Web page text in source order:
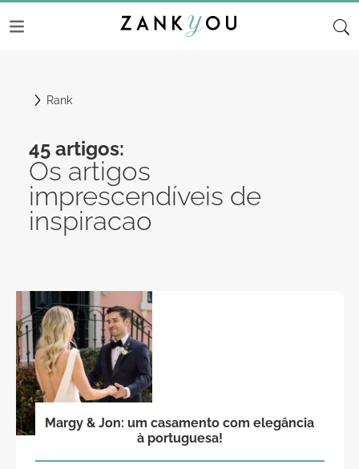
Rank
45 artigos:
Os artigos
imprescendíveis de
inspiracao
Margy & Jon: um casamento com elegância
à portuguesa!